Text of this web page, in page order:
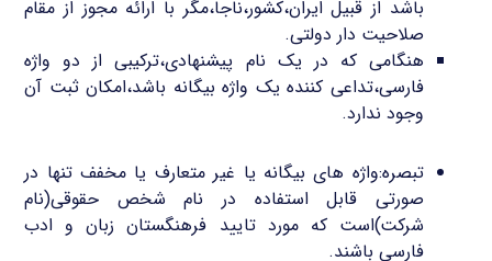
باشد از قبیل ایران،کشور،ناجا،مگر با ارائه مجوز از مقام
صلاحیت دار دولتی.
هنگامی که در یک نام پیشنهادی،ترکیبی از دو واژه
فارسی،تداعی کننده یک واژه بیگانه باشد،امکان ثبت آن
وجود ندارد.
تبصره:واژه های بیگانه یا غیر متعارف یا مخفف تنها در
صورتی قابل استفاده در نام شخص حقوقی(نام
شرکت)است که مورد تایید فرهنگستان زبان و ادب
فارسی باشند.